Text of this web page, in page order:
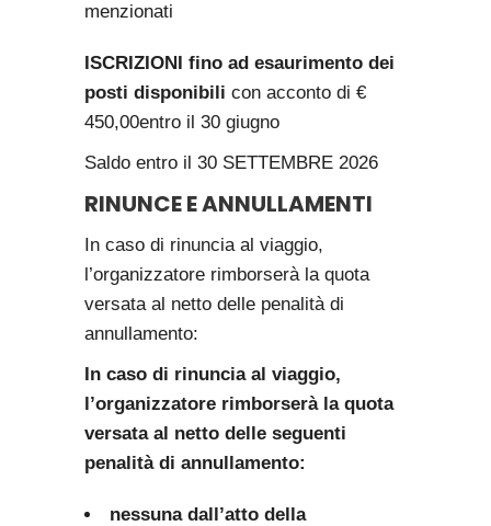
menzionati
ISCRIZIONI fino ad esaurimento dei
posti disponibilicon acconto di €
450,00entro il 30 giugno
Saldo entro il 30 SETTEMBRE 2026
RINUNCE E ANNULLAMENTI
In caso di rinuncia al viaggio,
l’organizzatore rimborserà la quota
versata al netto delle penalità di
annullamento:
In caso di rinuncia al viaggio,
l’organizzatore rimborserà la quota
versata al netto delle seguenti
penalità di annullamento:
nessuna dall’atto della